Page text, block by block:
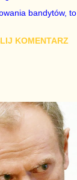
bandytów, to
Dymisji
w oparciu o
krzywdy i żadnych
doprowadzą
Andrzeja
KOMENTARZ